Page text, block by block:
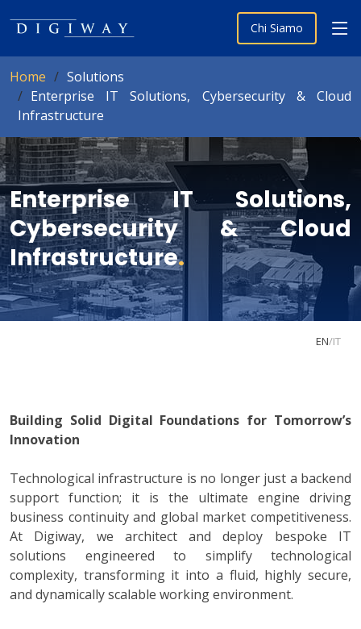
Chi Siamo
Home
Solutions
Enterprise IT Solutions, Cybersecurity & Cloud
Infrastructure
Enterprise IT Solutions,
Cybersecurity & Cloud
Infrastructure.
EN/IT
Building Solid Digital Foundations for Tomorrow’s
Innovation
Technological infrastructure is no longer just a backend
support function; it is the ultimate engine driving
business continuity and global market competitiveness.
At Digiway, we architect and deploy bespoke IT
solutions engineered to simplify technological
complexity, transforming it into a fluid, highly secure,
and dynamically scalable working environment.